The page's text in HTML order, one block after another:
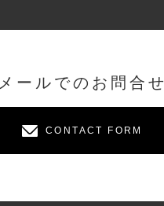
メールでのお問合せ
CONTACT FORM